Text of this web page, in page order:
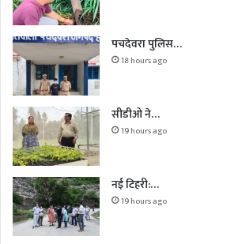
पचदेवरा पुलिस…
18 hours ago
सीडीओ ने…
19 hours ago
नई टिहरी:…
19 hours ago